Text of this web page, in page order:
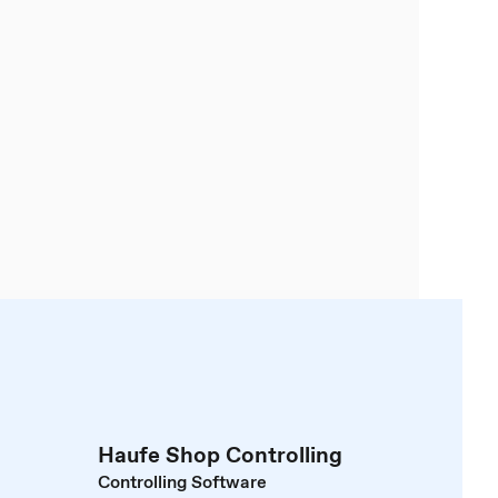
Haufe Shop Controlling
Controlling Software